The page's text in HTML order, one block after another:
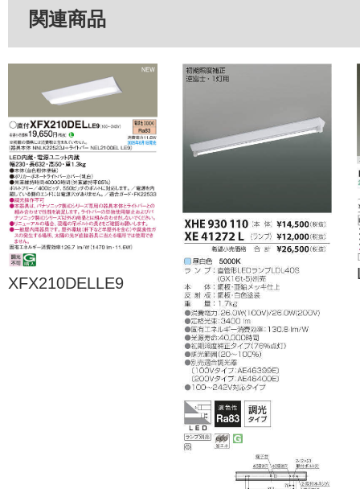
関連商品
XFX210DELLE9